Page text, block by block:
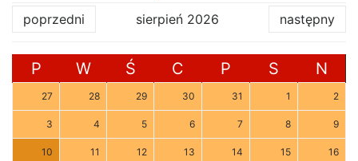
poprzedni sierpień 2026 następny
P W Ś C P S N
27 28 29 30 31 1 2
3 4 5 6 7 8 9
10 11 12 13 14 15 16